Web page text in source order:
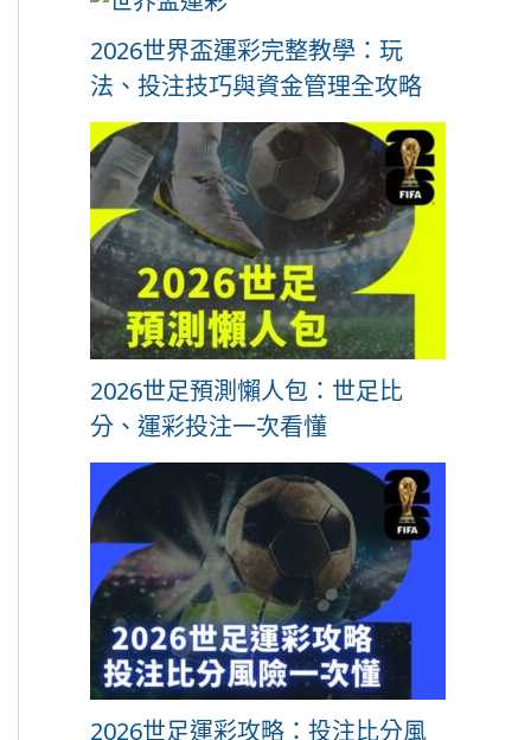
2026世界盃運彩完整教學：玩
法、投注技巧與資金管理全攻略
2026世足預測懶人包：世足比
分、運彩投注一次看懂
2026世足運彩攻略：投注比分風